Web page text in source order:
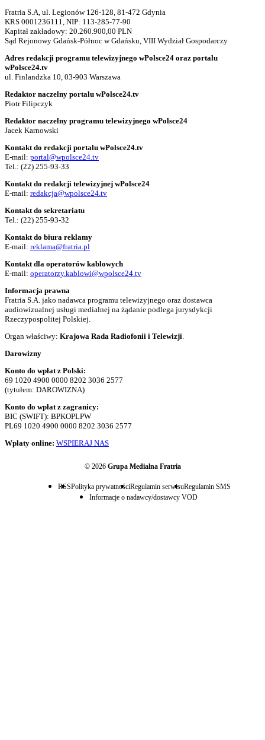
Fratria S.A, ul. Legionów 126-128, 81-472 Gdynia
KRS 0001236111, NIP: 113-285-77-90
Kapitał zakładowy: 20.260.900,00 PLN
Sąd Rejonowy Gdańsk-Północ w Gdańsku, VIII Wydział Gospodarczy
Adres redakcji programu telewizyjnego wPolsce24 oraz portalu
wPolsce24.tv
ul. Finlandzka 10, 03-903 Warszawa
Redaktor naczelny portalu wPolsce24.tv
Piotr Filipczyk
Redaktor naczelny programu telewizyjnego wPolsce24
Jacek Karnowski
Kontakt do redakcji portalu wPolsce24.tv
E-mail: portal@wpolsce24.tv
Tel.: (22) 255-93-33
Kontakt do redakcji telewizyjnej wPolsce24
E-mail: redakcja@wpolsce24.tv
Kontakt do sekretariatu
Tel.: (22) 255-93-32
Kontakt do biura reklamy
E-mail: reklama@fratria.pl
Kontakt dla operatorów kablowych
E-mail: operatorzy.kablowi@wpolsce24.tv
Informacja prawna
Fratria S.A. jako nadawca programu telewizyjnego oraz dostawca
audiowizualnej usługi medialnej na żądanie podlega jurysdykcji
Rzeczypospolitej Polskiej.
Organ właściwy: Krajowa Rada Radiofonii i Telewizji.
Darowizny
Konto do wpłat z Polski:
69 1020 4900 0000 8202 3036 2577
(tytułem: DAROWIZNA)
Konto do wpłat z zagranicy:
BIC (SWIFT): BPKOPLPW
PL69 1020 4900 0000 8202 3036 2577
Wpłaty online: WSPIERAJ NAS
© 2026 Grupa Medialna Fratria
RSSPolityka prywatnościRegulamin serwisuRegulamin SMS
Informacje o nadawcy/dostawcy VOD